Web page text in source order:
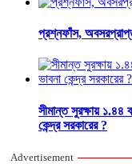
প্রশ্নফাঁস,
সীমান্ত সুরক্ষায় ১.৪৪
কেন্দ্র সরকারের ?
Advertisement